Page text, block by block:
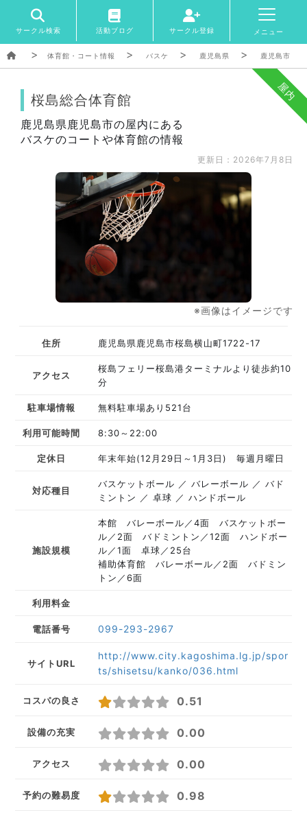
サークル検索 活動ブログ サークル登録 メニュー
体育館・コート情報 バスケ 鹿児島県 鹿児島市
屋内
桜島総合体育館
鹿児島県鹿児島市の屋内にある
バスケのコートや体育館の情報
更新日：2026年7月8日
※画像はイメージです
住所 鹿児島県鹿児島市桜島横山町1722-17
アクセス
桜島フェリー桜島港ターミナルより徒歩約10
分
駐車場情報 無料駐車場あり521台
利用可能時間 8:30～22:00
定休日 年末年始(12月29日～1月3日) 毎週月曜日
対応種目
バスケットボール バレーボール
バド
ミントン
卓球 ハンドボール
施設規模
本館 バレーボール／4面 バスケットボー
ル／2面 バドミントン／12面 ハンドボー
ル／1面 卓球／25台
補助体育館 バレーボール／2面 バドミン
トン／6面
利用料金
電話番号 099-293-2967
サイトURL
http://www.city.kagoshima.lg.jp/spor
ts/shisetsu/kanko/036.html
コスパの良さ 0.51
設備の充実 0.00
アクセス 0.00
予約の難易度 0.98